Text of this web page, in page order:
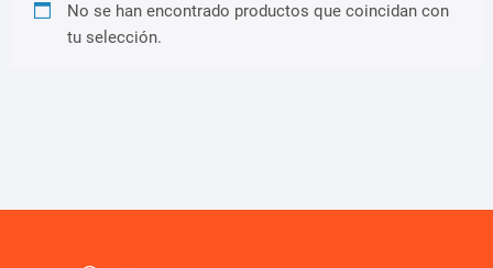
No se han encontrado productos que coincidan con
tu selección.